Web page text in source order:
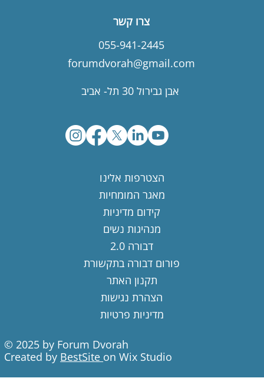
צרו קשר
055-941-2445
forumdvorah@gmail.com
אבן גבירול 30 תל- אביב
הצטרפות אלינו
מאגר המומחיות
קידום מדיניות
מנהיגות נשים
דבורה 2.0
פורום דבורה בתקשורת
תקנון האתר
הצהרת נגישות
מדיניות פרטיות
© 2025 by Forum Dvorah
Created by BestSite on Wix Studio